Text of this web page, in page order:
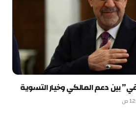
بين دعم المالكي وخيار التسوية